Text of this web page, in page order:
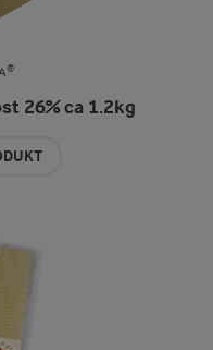
26% ca 1.2kg